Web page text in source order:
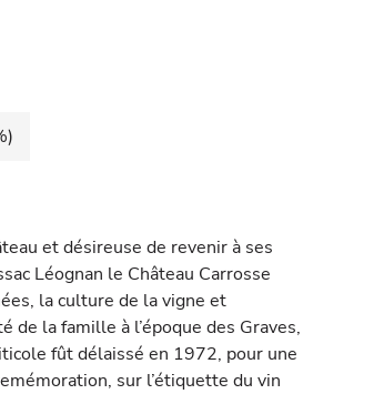
et désireuse de revenir à ses
Léognan le Château Carrosse
la culture de la vigne et
de la famille à l’époque des Graves,
fût délaissé en 1972, pour une
sur l’étiquette du vin